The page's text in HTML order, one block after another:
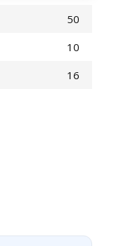
50
10
16